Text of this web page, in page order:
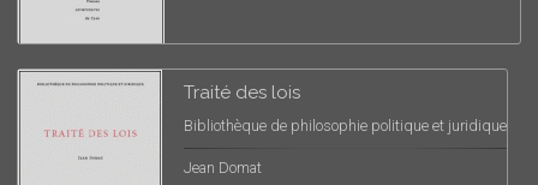
Traité des lois
Bibliothèque de philosophie politique et juridique
Jean Domat